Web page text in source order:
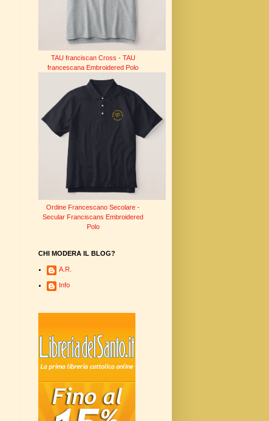
TAU franciscan Cross - TAU
francescana Embroidered Polo
Ordine Francescano Secolare -
Secular Franciscans Embroidered
Polo
CHI MODERA IL BLOG?
A.R.
Info